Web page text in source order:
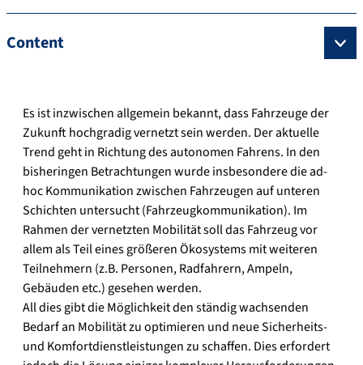
Content
Es ist inzwischen allgemein bekannt, dass Fahrzeuge der
Zukunft hochgradig vernetzt sein werden. Der aktuelle
Trend geht in Richtung des autonomen Fahrens. In den
bisheringen Betrachtungen wurde insbesondere die ad-
hoc Kommunikation zwischen Fahrzeugen auf unteren
Schichten untersucht (Fahrzeugkommunikation). Im
Rahmen der vernetzten Mobilität soll das Fahrzeug vor
allem als Teil eines größeren Ökosystems mit weiteren
Teilnehmern (z.B. Personen, Radfahrern, Ampeln,
Gebäuden etc.) gesehen werden.
All dies gibt die Möglichkeit den ständig wachsenden
Bedarf an Mobilität zu optimieren und neue Sicherheits-
und Komfortdienstleistungen zu schaffen. Dies erfordert